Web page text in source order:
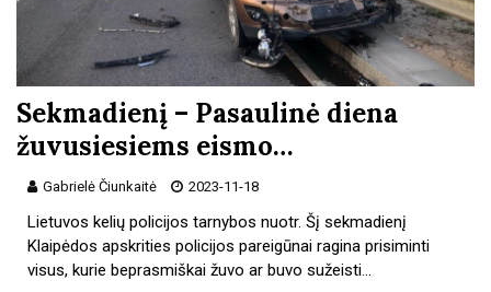
Sekmadienį – Pasaulinė diena
žuvusiesiems eismo…
Gabrielė Čiunkaitė 2023-11-18
Lietuvos kelių policijos tarnybos nuotr. Šį sekmadienį
Klaipėdos apskrities policijos pareigūnai ragina prisiminti
visus, kurie beprasmiškai žuvo ar buvo sužeisti…